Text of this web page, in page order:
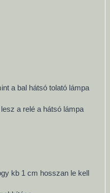
a bal hátsó tolató lámpa
a relé a hátsó lámpa
kb 1 cm hosszan le kell